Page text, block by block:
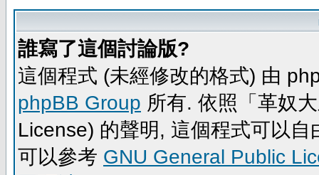
誰寫了這個討論版?
這個程式 (未經修改的格式) 由
phpBB Group 所有. 依照「革奴
License) 的聲明, 這個程式可以
可以參考 GNU General Public